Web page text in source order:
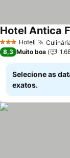
3 EstrelasHotel
Hotel Antica
8,3 Muito boa
Selecione as
exatos.